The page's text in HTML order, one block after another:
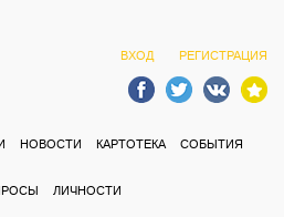
ВХОД РЕГИСТРАЦИЯ
НОВОСТИ КАРТОТЕКА СОБЫТИЯ
ЛИЧНОСТИ